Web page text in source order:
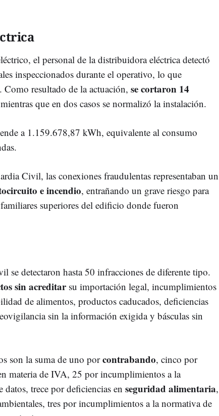
el personal de la distribuidora eléctrica detectó
inspeccionados durante el operativo, lo que
Como resultado de la actuación, se cortaron 14
que en dos casos se normalizó la instalación.
a 1.159.678,87 kWh, equivalente al consumo
Civil, las conexiones fraudulentas representaban un
eincendio, entrañando un grave riesgo para
superiores del edificio donde fueron
se detectaron hasta 50 infracciones de diferente tipo.
sin acreditarsu importación legal, incumplimientos
de alimentos, productos caducados, deficiencias
sin la información exigida y básculas sin
son la suma de uno porcontrabando, cinco por
materia de IVA, 25 por incumplimientos a la
trece por deficiencias en seguridad alimentaria,
tres por incumplimientos a la normativa de